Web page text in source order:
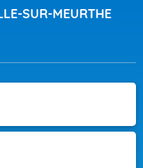
SUR-MEURTHE